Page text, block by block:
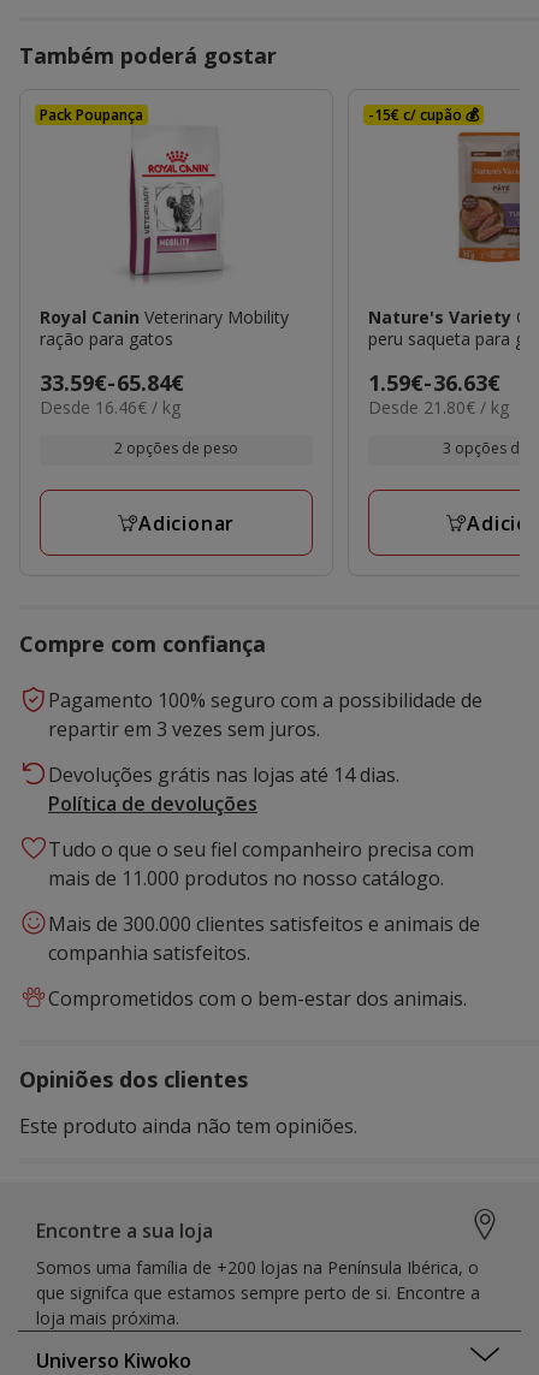
Também poderá gostar
Pack Poupança
Royal Canin Veterinary Mobility
ração para gatos
Preço
de
65.84€
33.59€-65.84€
16.46€
Desde 16.46€ / kg
2 opções de peso
Adicionar
-15€ c/ cupão 💰
Nature's Variety
peru saqueta para
Preço
de
36.63€
1.59€-36.63€
21.80€
Desde 21.80€ / kg
3 opções de
Compre com confiança
Pagamento 100% seguro com a possibilidade de
repartir em 3 vezes sem juros.
Devoluções grátis nas lojas até 14 dias.
Política de devoluções
Tudo o que o seu fiel companheiro precisa com
mais de 11.000 produtos no nosso catálogo.
Mais de 300.000 clientes satisfeitos e animais de
companhia satisfeitos.
Comprometidos com o bem-estar dos animais.
Opiniões dos clientes
Este produto ainda não tem opiniões.
Encontre a sua loja
Somos uma família de +200 lojas na Península Ibérica, o
que signifca que estamos sempre perto de si. Encontre a
loja mais próxima.
Universo Kiwoko